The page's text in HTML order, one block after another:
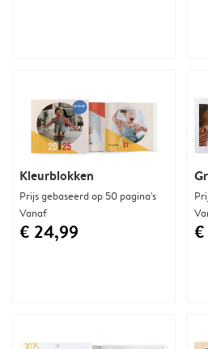
€
Kleurblokken
Prijs gebaseerd op 50 pagina's
Vanaf
€ 24,99